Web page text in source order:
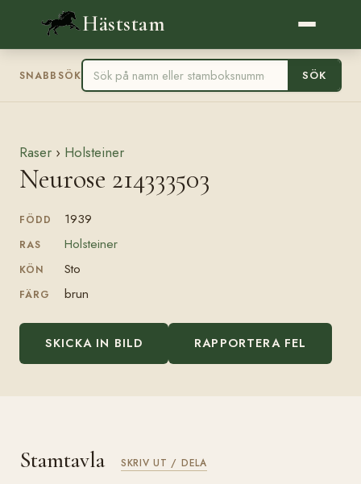
Häststam
SNABBSÖK SÖK
Raser › Holsteiner
Neurose 214333503
FÖDD 1939
RAS Holsteiner
KÖN Sto
FÄRG brun
SKICKA IN BILD RAPPORTERA FEL
Stamtavla SKRIV UT / DELA